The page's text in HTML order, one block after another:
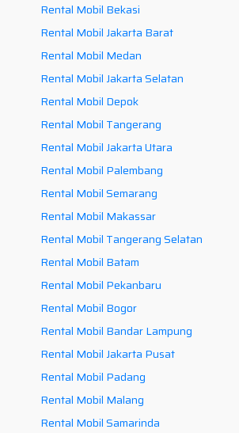
Rental Mobil Bekasi
Rental Mobil Jakarta Barat
Rental Mobil Medan
Rental Mobil Jakarta Selatan
Rental Mobil Depok
Rental Mobil Tangerang
Rental Mobil Jakarta Utara
Rental Mobil Palembang
Rental Mobil Semarang
Rental Mobil Makassar
Rental Mobil Tangerang Selatan
Rental Mobil Batam
Rental Mobil Pekanbaru
Rental Mobil Bogor
Rental Mobil Bandar Lampung
Rental Mobil Jakarta Pusat
Rental Mobil Padang
Rental Mobil Malang
Rental Mobil Samarinda